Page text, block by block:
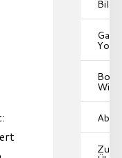
Box-
Wiki
Zur